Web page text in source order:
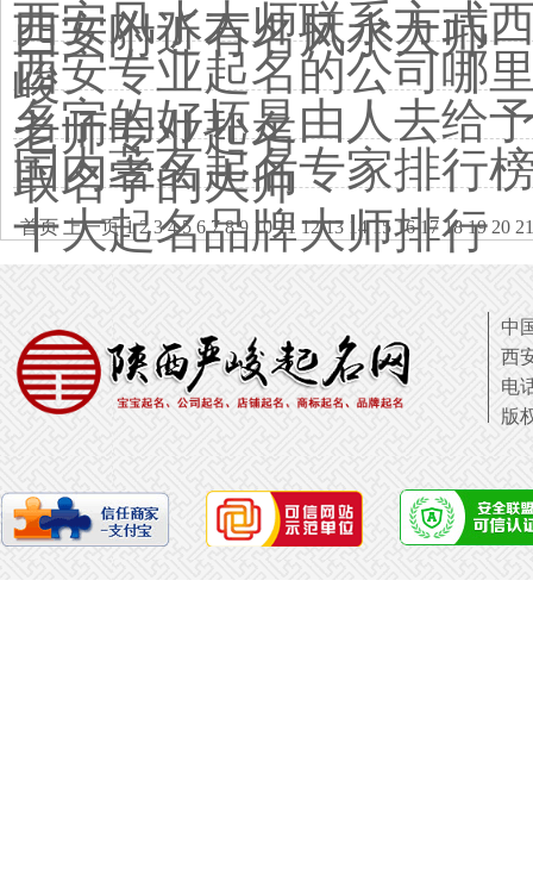
西安附近有名风水大师
西安风水大师联系方式
峻
西安专业起名的公司哪
老师专业起名
名字的好坏是由人去给
取名字的大师
国内著名起名专家排行
十大起名品牌大师排行
首页 上一页 1 2 3 4 5 6 7 8 9 10 11 12 13 14 15 16 17 18 19 20 21
中
西
电
版